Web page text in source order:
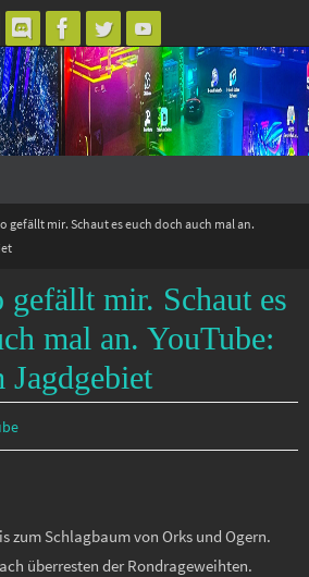
gefällt mir. Schaut es euch doch auch mal an.
gefällt mir. Schaut es
mal an. YouTube:
zum Schlagbaum von Orks und Ogern.
überresten der Rondrageweihten.